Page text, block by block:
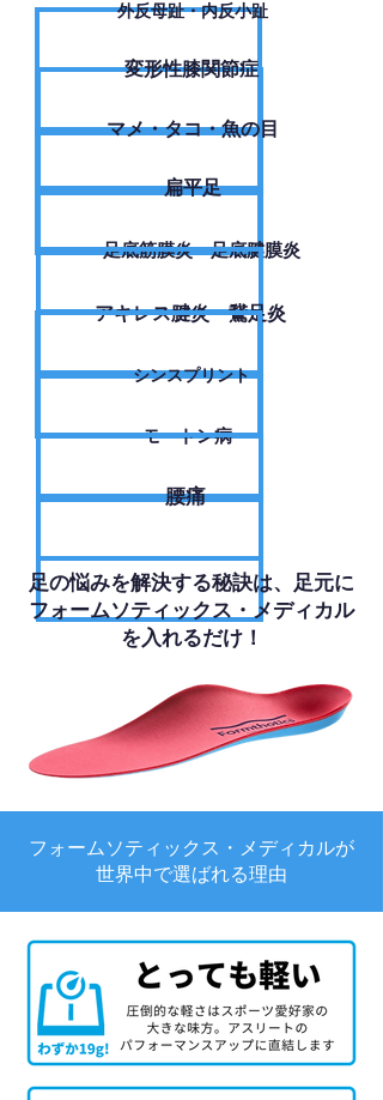
外反母趾・内反小趾
変形性膝関節症
​マメ・タコ・魚の目
扁平足
足底筋膜炎・足底腱膜炎
アキレス腱炎・鵞足炎
シンスプリント
モートン病
腰痛
足の悩みを解決する秘訣は、足元に
フォームソティックス・メディカル
を入れるだけ！
フォームソティックス・メディカルが
世界中で選ばれる理由